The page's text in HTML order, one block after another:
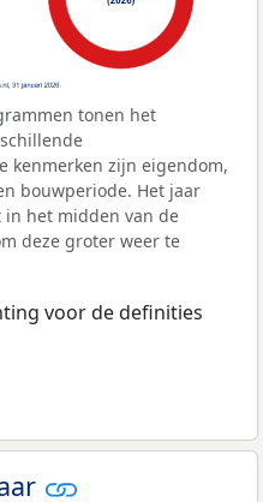
tonen het
kenmerken zijn eigendom,
bouwperiode. Het jaar
in het midden van de
deze groter weer te
voor de definities